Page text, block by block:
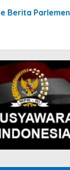
Berita Parlemen